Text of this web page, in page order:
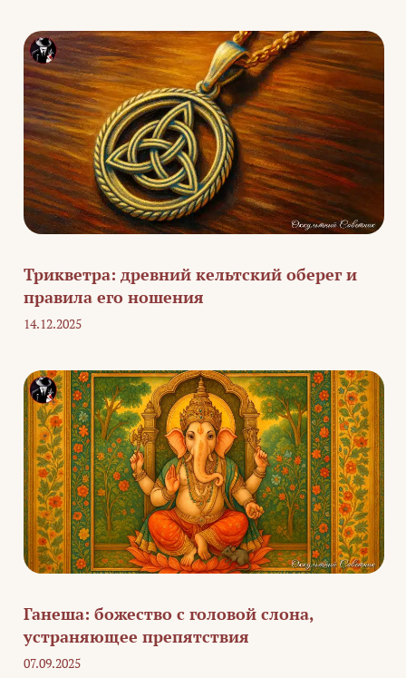
Трикветра: древний кельтский оберег и
правила его ношения
14.12.2025
Ганеша: божество с головой слона,
устраняющее препятствия
07.09.2025